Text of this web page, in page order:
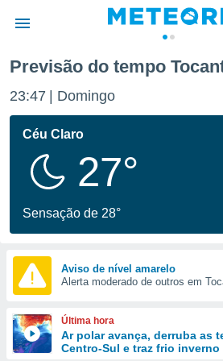
da
fornecidas
a este
das
e
forma
digital
Previsão do tempo
23:47 Domingo
Céu Claro
27°
Sensação de 28°
Aviso de nível amarelo
Alerta moderado de outros em
Última hora
Ar polar avança, derruba as
Centro-Sul e traz frio